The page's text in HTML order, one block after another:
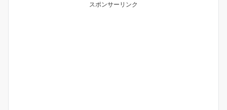
スポンサーリンク